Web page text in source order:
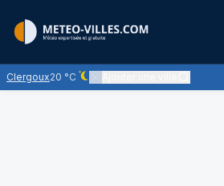
Clergoux20 °C
Ciel dégagé - quasiment pas